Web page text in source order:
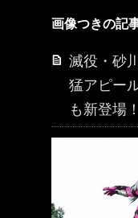
画像つきの記
滅役・砂
猛アピー
も新登場！